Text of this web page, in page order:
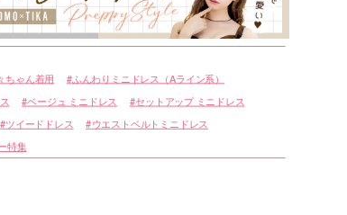
ちゃん着用 ふんわりミニドレス（Aライン系）
ベージュ ミニドレス セットアップ ミニドレス
ツイードドレス ウエストベルトミニドレス
特集